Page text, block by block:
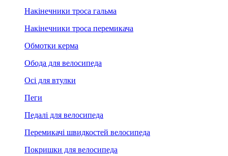
Накінечники троса гальма
Накінечники троса перемикача
Обмотки керма
Обода для велосипеда
Осі для втулки
Пеги
Педалі для велосипеда
Перемикачі швидкостей велосипеда
Покришки для велосипеда